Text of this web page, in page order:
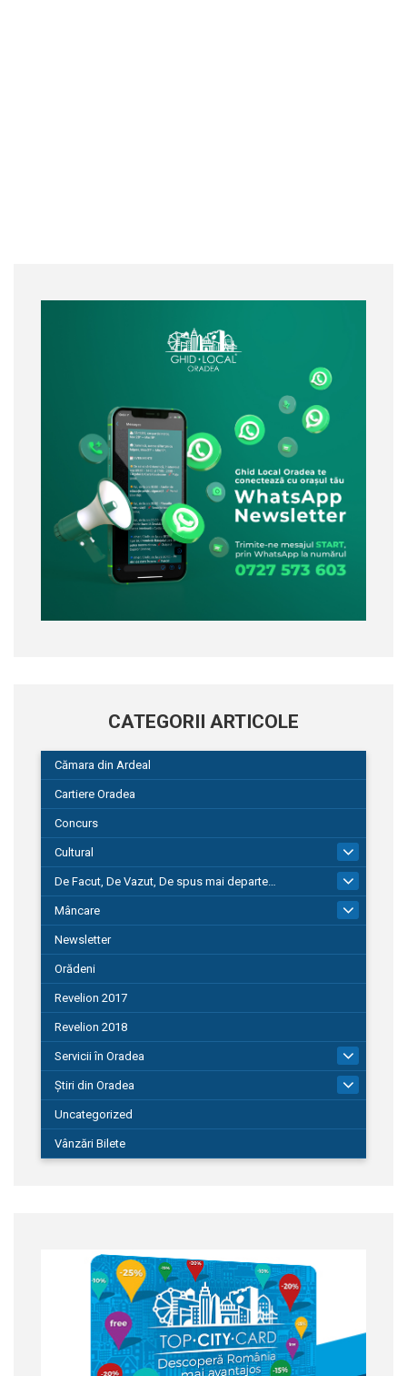
CATEGORII ARTICOLE
Cămara din Ardeal
Cartiere Oradea
Concurs
Cultural
De Facut, De Vazut, De spus mai departe…
580
Mâncare
Newsletter
Orădeni
Revelion 2017
Revelion 2018
Servicii în Oradea
Știri din Oradea
Uncategorized
Vânzări Bilete